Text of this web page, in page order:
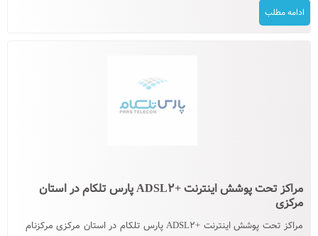
ادامه مطلب
مراکز تحت پوشش اینترنت +ADSL۲ پارس تلکام در استان
مرکزی
مراکز تحت پوشش اینترنت +ADSL۲ پارس تلکام در استان مرکزی مرکزنام